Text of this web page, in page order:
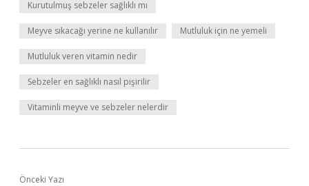
Kurutulmuş sebzeler sağlıklı mı
Meyve sıkacağı yerine ne kullanılır Mutluluk için ne yemeli
Mutluluk veren vitamin nedir
Sebzeler en sağlıklı nasıl pişirilir
Vitaminli meyve ve sebzeler nelerdir
Önceki Yazı